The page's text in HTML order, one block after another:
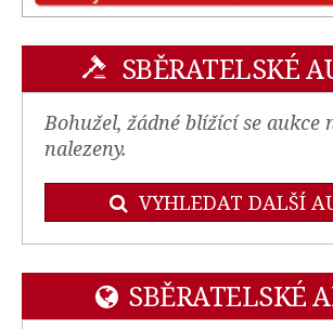
SBĚRATELSKÉ
Bohužel, žádné blížící se aukce
nalezeny.
VYHLEDAT DALŠÍ
SBĚRATELSKÉ